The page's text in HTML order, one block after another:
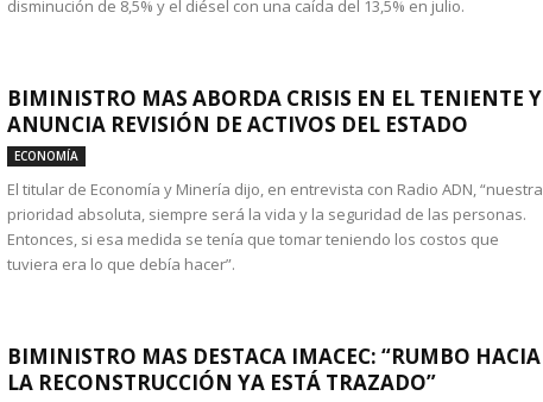
disminución de 8,5% y el diésel con una caída del 13,5% en julio.
BIMINISTRO MAS ABORDA CRISIS EN EL TENIENTE Y
ANUNCIA REVISIÓN DE ACTIVOS DEL ESTADO
ECONOMÍA
El titular de Economía y Minería dijo, en entrevista con Radio ADN, “nuestra
prioridad absoluta, siempre será la vida y la seguridad de las personas.
Entonces, si esa medida se tenía que tomar teniendo los costos que
tuviera era lo que debía hacer”.
BIMINISTRO MAS DESTACA IMACEC: “RUMBO HACIA
LA RECONSTRUCCIÓN YA ESTÁ TRAZADO”